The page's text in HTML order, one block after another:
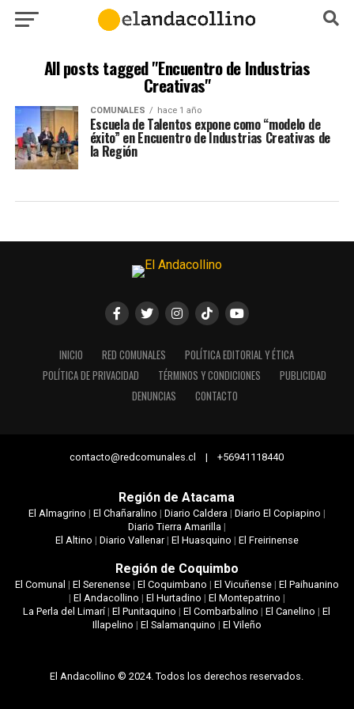
All posts tagged "Encuentro de Industrias
Creativas"
COMUNALES hace 1 año
Escuela de Talentos expone como “modelo de
éxito” en Encuentro de Industrias Creativas de
la Región
INICIO RED COMUNALES
POLÍTICA EDITORIAL Y ÉTICA
POLÍTICA DE PRIVACIDAD
TÉRMINOS Y CONDICIONES
PUBLICIDAD
DENUNCIAS
CONTACTO
contacto@redcomunales.cl | +56941118440
Región de Atacama
El Almagrino | El Chañaralino | Diario Caldera| Diario El Copiapino |
Diario Tierra Amarilla|
El Altino | Diario Vallenar| El Huasquino | El Freirinense
Región de Coquimbo
El Comunal | El Serenense| El Coquimbano | El Vicuñense| El Paihuanino
| El Andacollino | El Hurtadino | El Montepatrino |
La Perla del Limarí|El Punitaquino |El Combarbalino |El Canelino |El
Illapelino | El Salamanquino | El Vileño
El Andacollino © 2024. Todos los derechos reservados.